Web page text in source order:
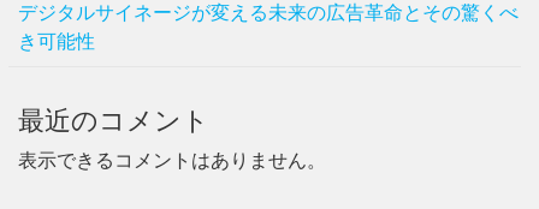
デジタルサイネージが変える未来の広告革命とその驚くべ
き可能性
最近のコメント
表示できるコメントはありません。